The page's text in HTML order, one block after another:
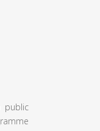
public